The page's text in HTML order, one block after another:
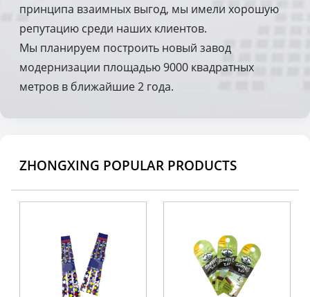
принципа взаимных выгод, мы имели хорошую
репутацию среди наших клиентов.
Мы планируем построить новый завод
модернизации площадью 9000 квадратных
метров в ближайшие 2 года.
ZHONGXING POPULAR PRODUCTS